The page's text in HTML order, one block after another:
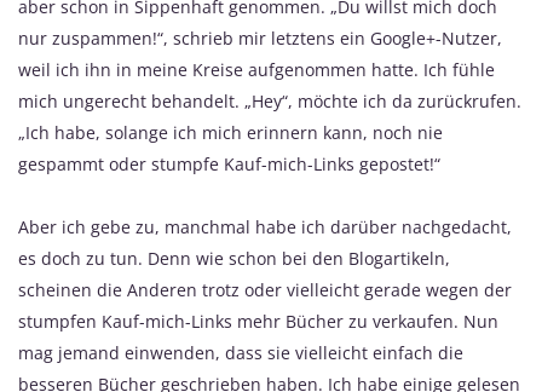
aber schon in Sippenhaft genommen. „Du willst mich doch
nur zuspammen!“, schrieb mir letztens ein Google+-Nutzer,
weil ich ihn in meine Kreise aufgenommen hatte. Ich fühle
mich ungerecht behandelt. „Hey“, möchte ich da zurückrufen.
„Ich habe, solange ich mich erinnern kann, noch nie
gespammt oder stumpfe Kauf-mich-Links gepostet!“
Aber ich gebe zu, manchmal habe ich darüber nachgedacht,
es doch zu tun. Denn wie schon bei den Blogartikeln,
scheinen die Anderen trotz oder vielleicht gerade wegen der
stumpfen Kauf-mich-Links mehr Bücher zu verkaufen. Nun
mag jemand einwenden, dass sie vielleicht einfach die
besseren Bücher geschrieben haben. Ich habe einige gelesen